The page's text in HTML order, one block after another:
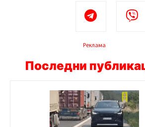
Реклама
Последни